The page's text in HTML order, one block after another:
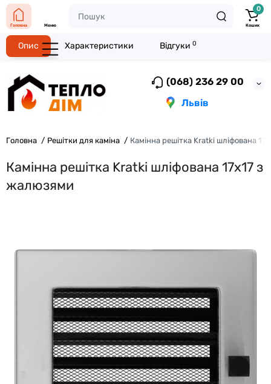
(068) 236 29 00
Львів
Головна Меню
0
Кошик
Головна Решітки для каміна Камінна решітка Kratki шліфована
Камінна решітка Kratki шліфована 17x17 з
жалюзями
Опис Характеристики Відгуки 0